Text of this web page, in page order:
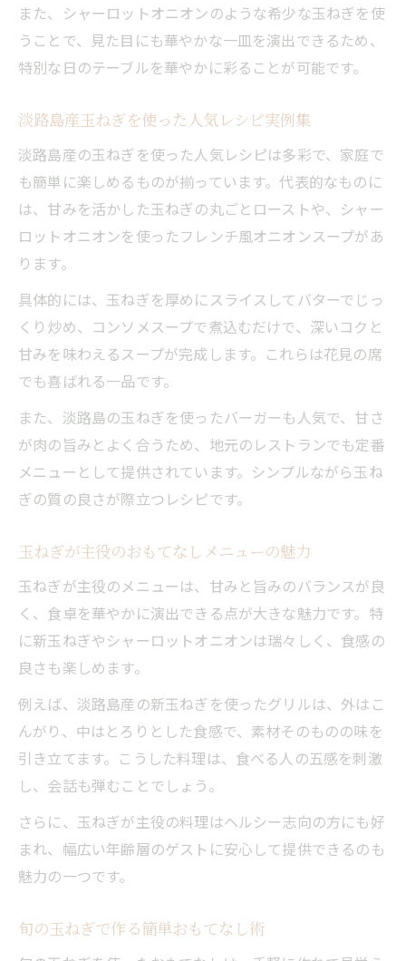
また、シャーロットオニオンのような希少な玉ねぎを使
うことで、見た目にも華やかな一皿を演出できるため、
特別な日のテーブルを華やかに彩ることが可能です。
淡路島産玉ねぎを使った人気レシピ実例集
淡路島産の玉ねぎを使った人気レシピは多彩で、家庭で
も簡単に楽しめるものが揃っています。代表的なものに
は、甘みを活かした玉ねぎの丸ごとローストや、シャー
ロットオニオンを使ったフレンチ風オニオンスープがあ
ります。
具体的には、玉ねぎを厚めにスライスしてバターでじっ
くり炒め、コンソメスープで煮込むだけで、深いコクと
甘みを味わえるスープが完成します。これらは花見の席
でも喜ばれる一品です。
また、淡路島の玉ねぎを使ったバーガーも人気で、甘さ
が肉の旨みとよく合うため、地元のレストランでも定番
メニューとして提供されています。シンプルながら玉ね
ぎの質の良さが際立つレシピです。
玉ねぎが主役のおもてなしメニューの魅力
玉ねぎが主役のメニューは、甘みと旨みのバランスが良
く、食卓を華やかに演出できる点が大きな魅力です。特
に新玉ねぎやシャーロットオニオンは瑞々しく、食感の
良さも楽しめます。
例えば、淡路島産の新玉ねぎを使ったグリルは、外はこ
んがり、中はとろりとした食感で、素材そのものの味を
引き立てます。こうした料理は、食べる人の五感を刺激
し、会話も弾むことでしょう。
さらに、玉ねぎが主役の料理はヘルシー志向の方にも好
まれ、幅広い年齢層のゲストに安心して提供できるのも
魅力の一つです。
旬の玉ねぎで作る簡単おもてなし術